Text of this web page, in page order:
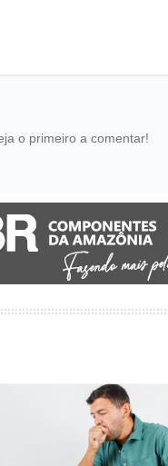
o primeiro a comentar!